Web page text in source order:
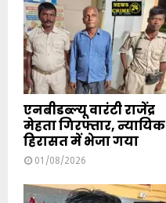
एनबीडब्ल्यू वारंटी राजेंद्र
मेहता गिरफ्तार, न्यायिक
हिरासत में भेजा गया
01/08/2026